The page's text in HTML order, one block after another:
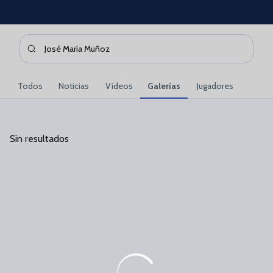
Skip to main content
Introduce tu búsqueda, espera unos instantes y te
Todos Noticias Vídeos Galerías Jugadores
Sin resultados